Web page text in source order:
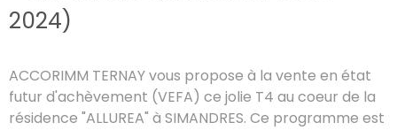
2024)
ACCORIMM TERNAY vous propose à la vente en état
futur d'achèvement (VEFA) ce jolie T4 au coeur de la
résidence "ALLUREA" à SIMANDRES. Ce programme est